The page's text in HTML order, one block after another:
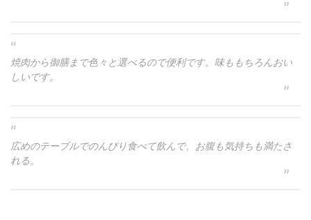
焼肉から御膳まで色々と選べるので便利です。味ももちろんおい
しいです。
広めのテーブルでのんびり食べて飲んで、お腹も気持ちも満たさ
れる。